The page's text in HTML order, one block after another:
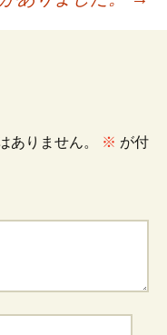
ありません。 ※ が付